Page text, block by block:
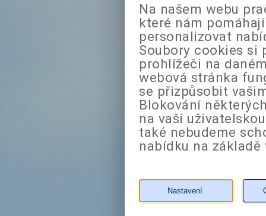
Na našem webu
které nám
personalizovat
Soubory cookies si
prohlížeči na
webová stránka
se přizpůsobit
Blokování
na vaši
také nebudeme
nabídku na
Nastavení